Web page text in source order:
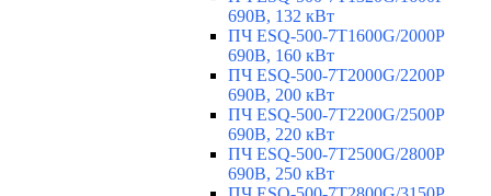
690В, 132 кВт
ПЧ ESQ-500-7T1600G/2000P
690В, 160 кВт
ПЧ ESQ-500-7T2000G/2200P
690В, 200 кВт
ПЧ ESQ-500-7T2200G/2500P
690В, 220 кВт
ПЧ ESQ-500-7T2500G/2800P
690В, 250 кВт